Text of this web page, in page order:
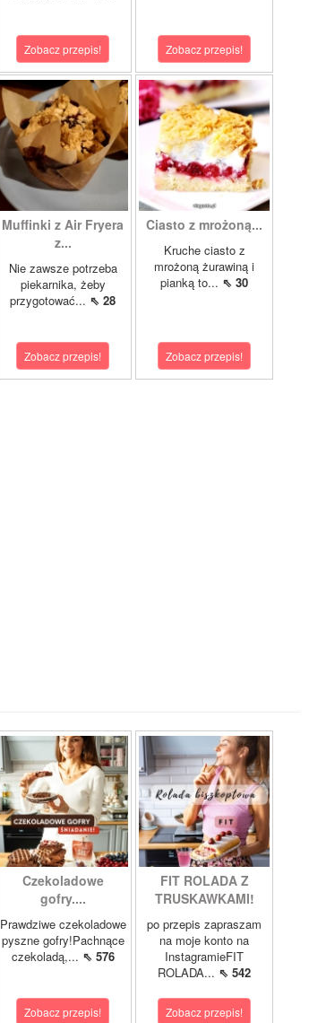
Zobacz przepis! Zobacz przepis!
Muffinki z Air Fryera
z...
Nie zawsze potrzeba
piekarnika, żeby
przygotować... ⇖ 28
Zobacz przepis!
Ciasto z mrożoną...
Kruche ciasto z
mrożoną żurawiną i
pianką to... ⇖ 30
Zobacz przepis!
Czekoladowe
gofry....
Prawdziwe czekoladowe
pyszne gofry!Pachnące
czekoladą,... ⇖ 576
Zobacz przepis!
FIT ROLADA Z
TRUSKAWKAMI!
po przepis zapraszam
na moje konto na
InstagramieFIT
ROLADA... ⇖ 542
Zobacz przepis!